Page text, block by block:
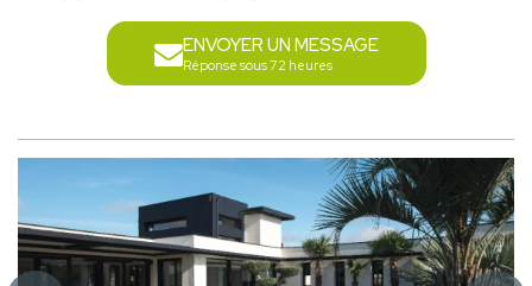
ENVOYER UN MESSAGE
Réponse sous 72 heures